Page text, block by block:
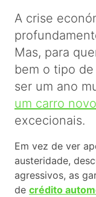
A crise
Mas, para
bem o tipo
ser um ano
um carro novo
excecionais.
Em vez de ver
austeridade,
agressivos, as
de crédito